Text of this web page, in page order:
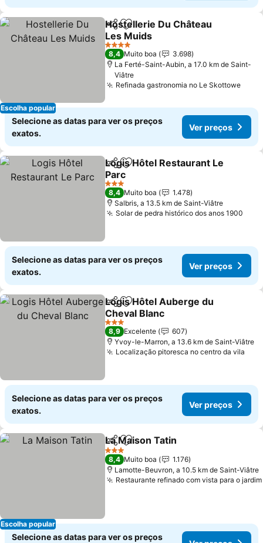
Escolha popular
PartilharAdicionar aos favoritos
Hostellerie Du Château
Les Muids
4 Estrelas
8,4 Muito boa
3.698
La Ferté-Saint-Aubin, a 17.0 km de Saint-
Viâtre
Refinada gastronomia no Le Skottowe
Selecione as datas para ver os preços
exatos.
Ver preços
PartilharAdicionar aos favoritos
Logis Hôtel Restaurant Le
Parc
3 Estrelas
8,4 Muito boa
1.478
Salbris, a 13.5 km de Saint-Viâtre
Solar de pedra histórico dos anos 1900
Selecione as datas para ver os preços
exatos.
Ver preços
PartilharAdicionar aos favoritos
Logis Hôtel Auberge du
Cheval Blanc
3 Estrelas
8,9 Excelente
607
Yvoy-le-Marron, a 13.6 km de Saint-Viâtre
Localização pitoresca no centro da vila
Selecione as datas para ver os preços
exatos.
Ver preços
Escolha popular
PartilharAdicionar aos favoritos
La Maison Tatin
3 Estrelas
8,4 Muito boa
1.176
Lamotte-Beuvron, a 10.5 km de Saint-Viâtre
Restaurante refinado com vista para o jardim
Selecione as datas para ver os preços